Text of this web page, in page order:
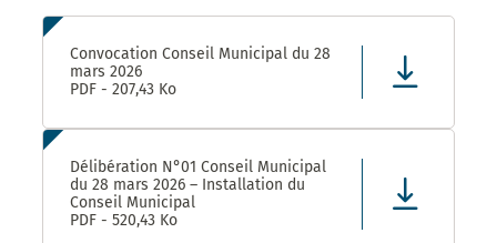
Ressources de Mars 2026
Convocation Conseil Municipal du 28
mars 2026
PDF - 207,43 Ko
Délibération N°01 Conseil Municipal
du 28 mars 2026 – Installation du
Conseil Municipal
PDF - 520,43 Ko